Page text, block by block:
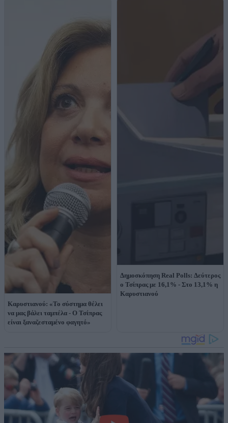
Καρυστιανού: «Το σύστημα θέλει
να μας βάλει ταμπέλα - Ο Τσίπρας
είναι ξαναζεσταμένο φαγητό»
Δημοσκόπηση Real Polls: Δεύτερος
ο Τσίπρας με 16,1% - Στο 13,1% η
Καρυστιανού